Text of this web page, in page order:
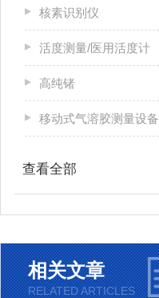
核素识别仪
活度测量/医用活度计
高纯锗
移动式气溶胶测量设备
查看全部
相关文章
RELATED ARTICLES